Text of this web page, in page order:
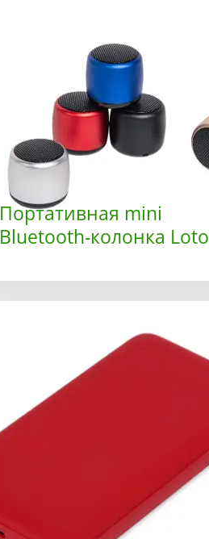
Портативная mini
Bluetooth-колонка Loto